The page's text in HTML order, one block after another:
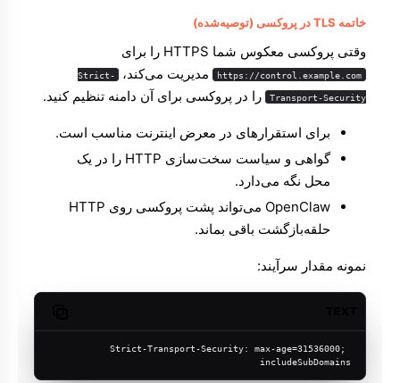
خاتمه TLS در پروکسی (توصیه‌شده)
وقتی پروکسی معکوس شما HTTPS را برای
https://control.example.com مدیریت می‌کند، Strict-
Transport-Security را در پروکسی برای آن دامنه تنظیم کنید.
برای استقرارهای در معرض اینترنت مناسب است.
گواهی و سیاست سخت‌سازی HTTP را در یک
محل نگه می‌دارد.
OpenClaw می‌تواند پشت پروکسی روی HTTP
حلقه‌بازگشت باقی بماند.
نمونه مقدار سرآیند:
Strict-Transport-Security: max-age=31536000;
includeSubDomains